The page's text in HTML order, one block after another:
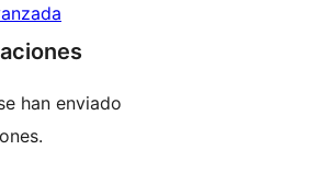
han enviado